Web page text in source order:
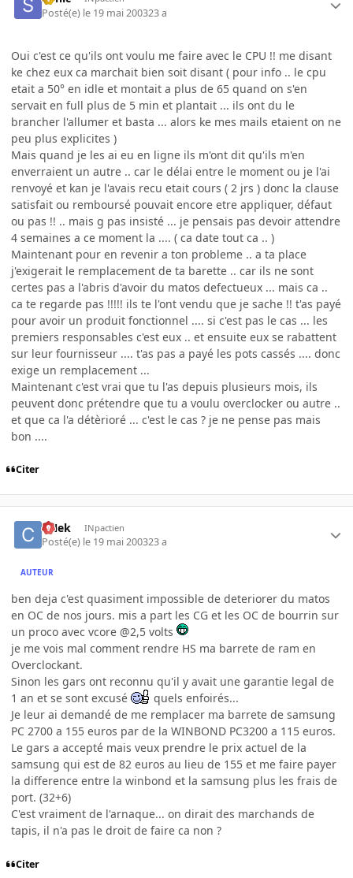
Posté(e) le 19 mai 200323 a
Oui c'est ce qu'ils ont voulu me faire avec le CPU !! me disant
ke chez eux ca marchait bien soit disant ( pour info .. le cpu
etait a 50° en idle et montait a plus de 65 quand on s'en
servait en full plus de 5 min et plantait ... ils ont du le
brancher l'allumer et basta ... alors ke mes mails etaient on ne
peu plus explicites )
Mais quand je les ai eu en ligne ils m'ont dit qu'ils m'en
enverraient un autre .. car le délai entre le moment ou je l'ai
renvoyé et kan je l'avais recu etait cours ( 2 jrs ) donc la clause
satisfait ou remboursé pouvait encore etre appliquer, défaut
ou pas !! .. mais g pas insisté ... je pensais pas devoir attendre
4 semaines a ce moment la .... ( ca date tout ca .. )
Maintenant pour en revenir a ton probleme .. a ta place
j'exigerait le remplacement de ta barette .. car ils ne sont
certes pas a l'abris d'avoir du matos defectueux ... mais ca ..
ca te regarde pas !!!!! ils te l'ont vendu que je sache !! t'as payé
pour avoir un produit fonctionnel .... si c'est pas le cas ... les
premiers responsables c'est eux .. et ensuite eux se rabattent
sur leur fournisseur .... t'as pas a payé les pots cassés .... donc
exige un remplacement ...
Maintenant c'est vrai que tu l'as depuis plusieurs mois, ils
peuvent donc prétendre que tu a voulu overclocker ou autre ..
et que ca l'a détèrioré ... c'est le cas ? je ne pense pas mais
bon ....
Citer
CNek INpactien
Posté(e) le 19 mai 200323 a
AUTEUR
ben deja c'est quasiment impossible de deteriorer du matos
en OC de nos jours. mis a part les CG et les OC de bourrin sur
un proco avec vcore @2,5 volts
je me vois mal comment rendre HS ma barrete de ram en
Overclockant.
Sinon les gars ont reconnu qu'il y avait une garantie legal de
1 an et se sont excusé
quels enfoirés...
Je leur ai demandé de me remplacer ma barrete de samsung
PC 2700 a 155 euros par de la WINBOND PC3200 a 115 euros.
Le gars a accepté mais veux prendre le prix actuel de la
samsung qui est de 82 euros au lieu de 155 et me faire payer
la difference entre la winbond et la samsung plus les frais de
port. (32+6)
C'est vraiment de l'arnaque... on dirait des marchands de
tapis, il n'a pas le droit de faire ca non ?
Citer